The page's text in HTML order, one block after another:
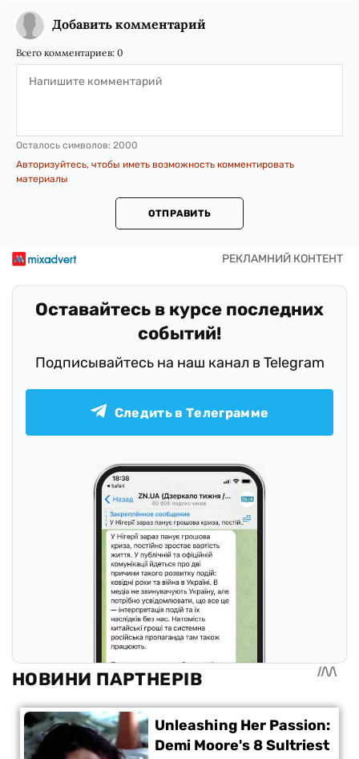
Добавить комментарий
Всего комментариев: 0
Осталось символов: 2000
Авторизуйтесь, чтобы иметь возможность комментировать
материалы
ОТПРАВИТЬ
Оставайтесь в курсе последних
событий!
Подписывайтесь на наш канал в Telegram
Следить в Телеграмме